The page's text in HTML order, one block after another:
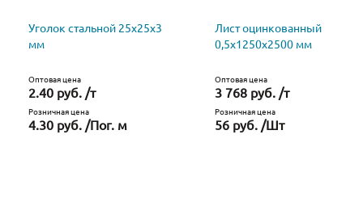
Уголок стальной 25х25х3
мм
Оптовая цена
2.40 руб. /т
Розничная цена
4.30 руб. /Пог. м
Лист оцинкованный
0,5х1250х2500 мм
Оптовая цена
3 768 руб. /т
Розничная цена
56 руб. /Шт